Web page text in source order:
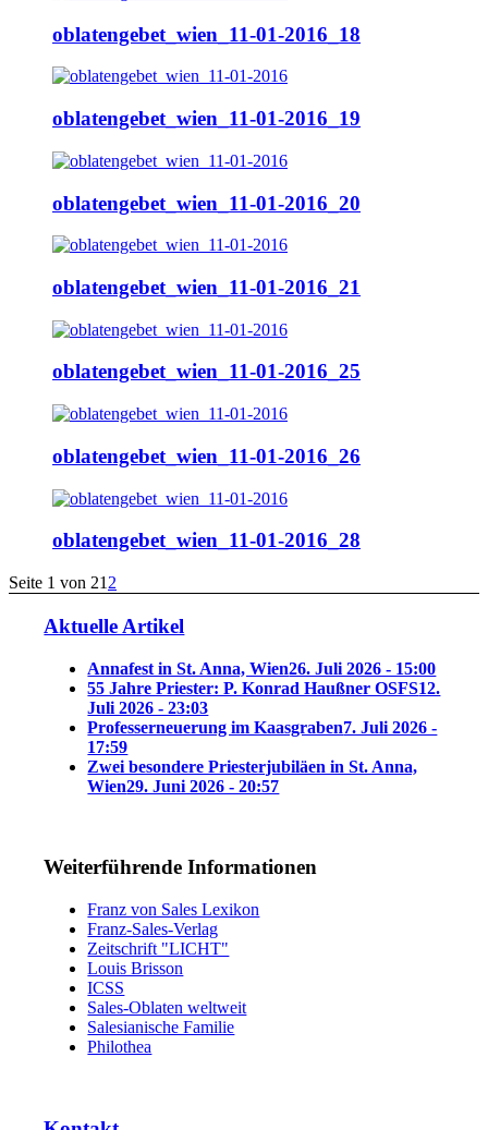
oblatengebet_wien_11-01-2016_18
oblatengebet_wien_11-01-2016_19
oblatengebet_wien_11-01-2016_20
oblatengebet_wien_11-01-2016_21
oblatengebet_wien_11-01-2016_25
oblatengebet_wien_11-01-2016_26
oblatengebet_wien_11-01-2016_28
Seite 1 von 21 2
Aktuelle Artikel
Annafest in St. Anna, Wien26. Juli 2026 - 15:00
55 Jahre Priester: P. Konrad Haußner OSFS12.
Juli 2026 - 23:03
Professerneuerung im Kaasgraben7. Juli 2026 -
17:59
Zwei besondere Priesterjubiläen in St. Anna,
Wien29. Juni 2026 - 20:57
Weiterführende Informationen
Franz von Sales Lexikon
Franz-Sales-Verlag
Zeitschrift "LICHT"
Louis Brisson
ICSS
Sales-Oblaten weltweit
Salesianische Familie
Philothea